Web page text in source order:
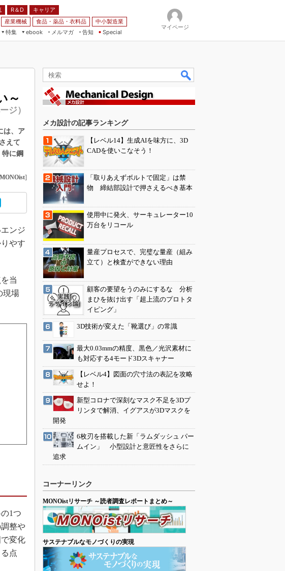
R＆D
キャリア
産業機械 食品・薬品・衣料品
中小製造業
特集
ebook
メルマガ
告知 Special
マイページ
～
ジ）
は、ア
えて
特に鋼
MONOist]
ンジ
やす
当
現場
1つ
整や
変化
点
メカ設計の記事ランキング
【レベル14】生成AIを味方に、3D
CADを使いこなそう！
「取りあえずボルトで固定」は禁
物 締結部設計で押さえるべき基本
使用中に発火、サーキュレーター10
万台をリコール
量産プロセスで、完璧な量産（組み
立て）と検査ができない理由
顧客の要望をうのみにするな 分析
まひを抜け出す「超上流のプロトタ
イピング」
3D技術が変えた「靴選び」の常識
最大0.03mmの精度、黒色／光沢素材に
も対応する4モード3Dスキャナー
【レベル4】図面の穴寸法の表記を攻略
せよ！
新型コロナで深刻なマスク不足を3Dプ
リンタで解消、イグアスが3Dマスクを
開発
6枚刃を搭載した新「ラムダッシュ パー
ムイン」 小型設計と意匠性をさらに
追求
コーナーリンク
MONOistリサーチ ～読者調査レポートまとめ～
サステナブルなモノづくりの実現